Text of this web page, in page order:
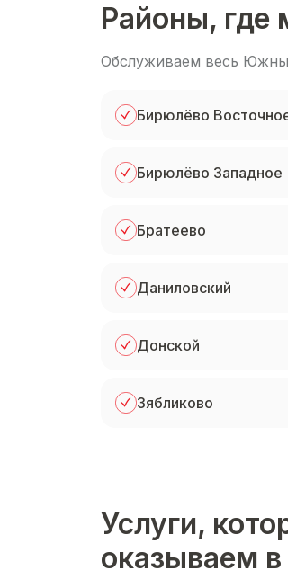
Районы, где
Обслуживаем весь
Бирюлёво
Бирюлёво Западное
Братеево
Даниловский
Донской
Зябликово
Услуги,
оказываем